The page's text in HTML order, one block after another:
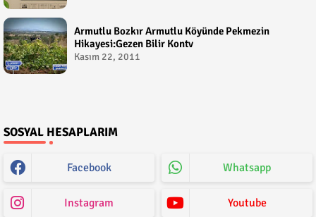
Armutlu Bozkır Armutlu Köyünde Pekmezin
Hikayesi:Gezen Bilir Kontv
Kasım 22, 2011
SOSYAL HESAPLARIM
Facebook Whatsapp
Instagram Youtube